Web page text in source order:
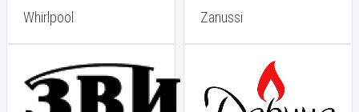
Whirlpool Zanussi